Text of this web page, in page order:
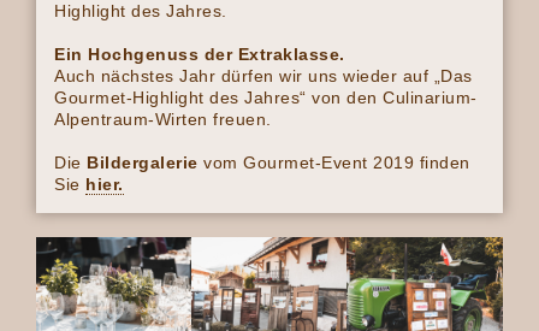
Highlight des Jahres.
Ein Hochgenuss der Extraklasse.
Auch nächstes Jahr dürfen wir uns wieder auf „Das
Gourmet-Highlight des Jahres“ von den Culinarium-
Alpentraum-Wirten freuen.
Die Bildergalerie vom Gourmet-Event 2019 finden
Sie hier.